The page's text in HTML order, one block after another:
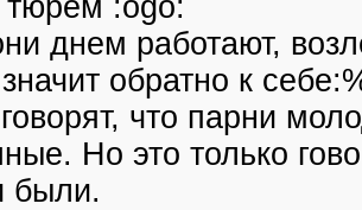
днем работают,
обратно к
что парни
Но это только
были.